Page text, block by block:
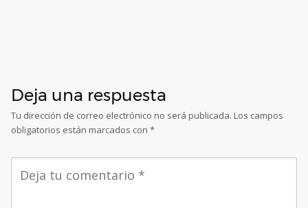
Deja una respuesta
Tu dirección de correo electrónico no será publicada. Los campos
obligatorios están marcados con *